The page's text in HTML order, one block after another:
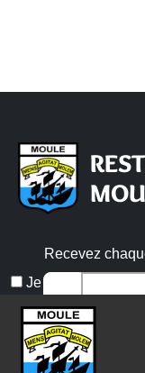
Recevez
Je
ne
suis
pas
Email